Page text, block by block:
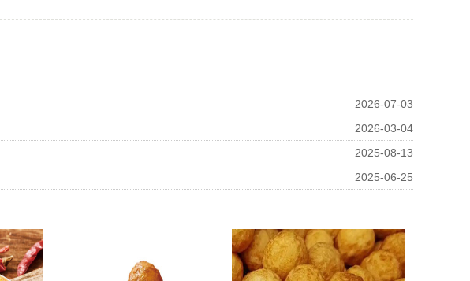
2026-07-03
2026-03-04
2025-08-13
2025-06-25